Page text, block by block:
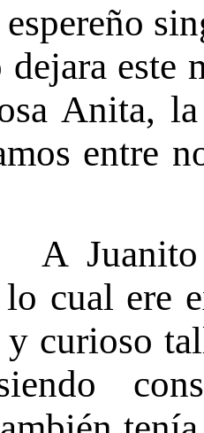
dejara este
Anita,
entre
cual ere
curioso